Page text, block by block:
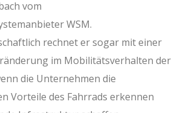
vom
WSM.
rechnet er sogar mit einer
im Mobilitätsverhalten der
die Unternehmen die
Vorteile des Fahrrads erkennen